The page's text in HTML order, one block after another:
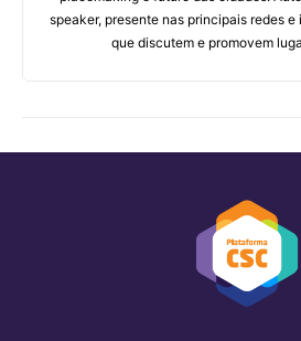
speaker, presente nas principais redes
que discutem e promovem